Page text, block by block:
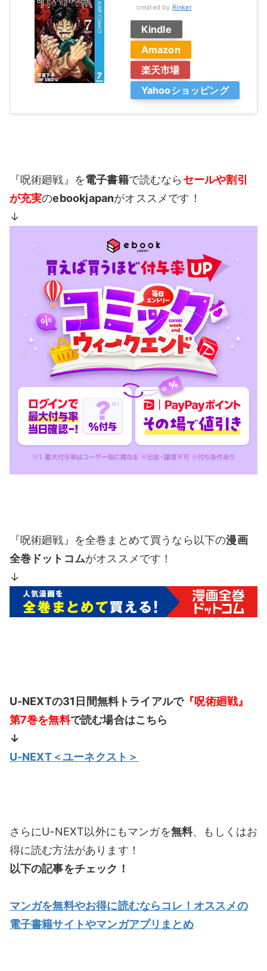
created by Rinker
Kindle
Amazon
楽天市場
Yahooショッピング
『呪術廻戦』を電子書籍で読むなら セールや割引
が充実のebookjapanがオススメです！
↓
『呪術廻戦』を全巻まとめて買うなら以下の漫画
全巻ドットコムがオススメです！
↓
U-NEXTの31日間無料トライアルで『呪術廻戦』
第7巻を無料で読む場合はこちら
↓
U-NEXT＜ユーネクスト＞
さらにU-NEXT以外にもマンガを無料、もしくはお
得に読む方法があります！
以下の記事をチェック！
マンガを無料やお得に読むならコレ！オススメの
電子書籍サイトやマンガアプリまとめ